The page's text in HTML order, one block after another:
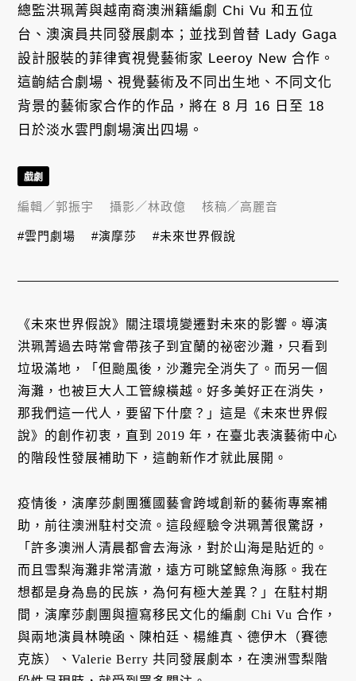
總監洪珮菁與越南裔澳洲籍編劇 Chi Vu 和五位
台、澳演員共同發展劇本；並找到曾替 Lady Gaga
設計服裝的菲律賓視覺藝術家 Leeroy New 合作。
這齣結合劇場、視覺藝術及不同出生地、不同文化
背景的藝術家合作的作品，將在 8 月 16 日至 18
日於淡水雲門劇場演出四場。
《未來世界假說》關注環境變遷對未來的影響。導演
洪珮菁過去時常會帶孩子到宜蘭的祕密沙灘，只看到
垃圾滿地，「但颱風後，沙灘完全消失了。而另一個
海灘，也被巨大人工管線橫越。好多美好正在消失，
那我們這一代人，要留下什麼？」這是《未來世界假
說》的創作初衷，直到 2019 年，在臺北表演藝術中心
的階段性發展補助下，這齣新作才就此展開。
疫情後，演摩莎劇團獲國藝會跨域創新的藝術專案補
助，前往澳洲駐村交流。這段經驗令洪珮菁很驚訝，
「許多澳洲人清晨都會去海泳，對於山海是貼近的。
而且雪梨海灘非常清澈，遠方可眺望鯨魚海豚。我在
想都是身為島的民族，為何有極大差異？」在駐村期
間，演摩莎劇團與擅寫移民文化的編劇 Chi Vu 合作，
與兩地演員林曉函、陳柏廷、楊維真、德伊木（賽德
克族）、Valerie Berry 共同發展劇本，在澳洲雪梨階
戲劇
編輯／郭振宇 攝影／林政億 核稿／高麗音
#雲門劇場 #演摩莎 #未來世界假說